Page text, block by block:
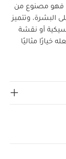
فهو مصنوع من
وتتميز
أو نقشة
خيارًا مثاليًا
تو ذا وورلد